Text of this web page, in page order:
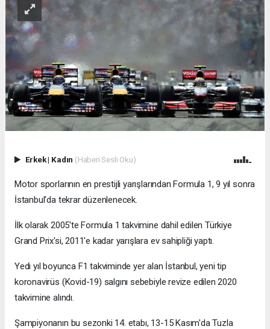
Erkek| Kadın (Haberi Sesli Oku)
Motor sporlarının en prestijli yarışlarından Formula 1, 9 yıl sonra
İstanbul'da tekrar düzenlenecek.
İlk olarak 2005'te Formula 1 takvimine dahil edilen Türkiye
Grand Prix'si, 2011'e kadar yarışlara ev sahipliği yaptı.
Yedi yıl boyunca F1 takviminde yer alan İstanbul, yeni tip
koronavirüs (Kovid-19) salgını sebebiyle revize edilen 2020
takvimine alındı.
Şampiyonanın bu sezonki 14. etabı, 13-15 Kasım'da Tuzla